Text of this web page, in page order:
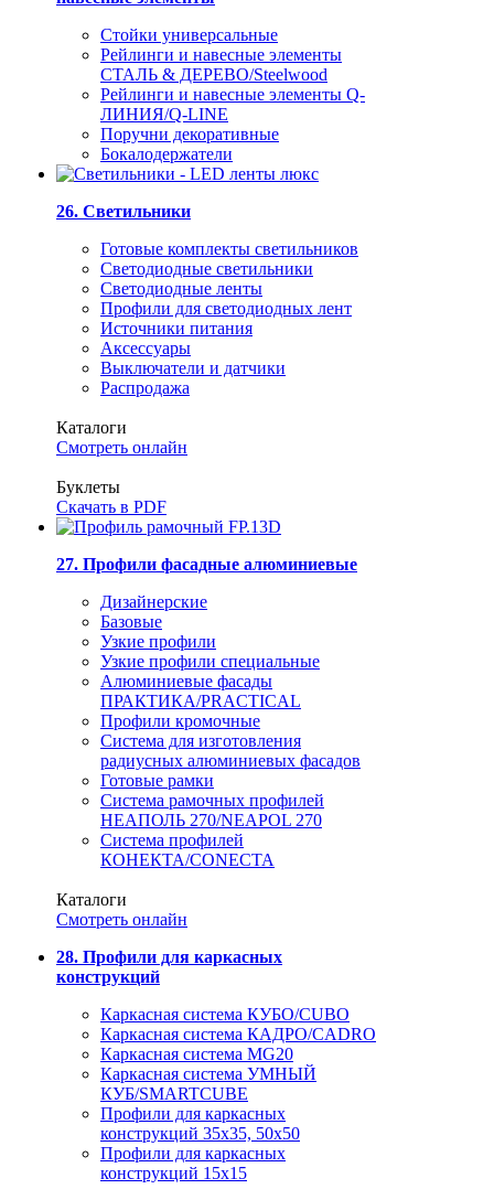
Стойки универсальные
Рейлинги и навесные элементы
СТАЛЬ & ДЕРЕВО/Steelwood
Рейлинги и навесные элементы Q-
ЛИНИЯ/Q-LINE
Поручни декоративные
Бокалодержатели
26. Светильники
Готовые комплекты светильников
Светодиодные светильники
Светодиодные ленты
Профили для светодиодных лент
Источники питания
Аксессуары
Выключатели и датчики
Распродажа
Каталоги
Смотреть онлайн
Буклеты
Скачать в PDF
27. Профили фасадные алюминиевые
Дизайнерские
Базовые
Узкие профили
Узкие профили специальные
Алюминиевые фасады
ПРАКТИКА/PRACTICAL
Профили кромочные
Система для изготовления
радиусных алюминиевых фасадов
Готовые рамки
Система рамочных профилей
НЕАПОЛЬ 270/NEAPOL 270
Система профилей
КОНЕКТА/CONECTA
Каталоги
Смотреть онлайн
28. Профили для каркасных
конструкций
Каркасная система КУБО/CUBO
Каркасная система КАДРО/CADRO
Каркасная система MG20
Каркасная система УМНЫЙ
КУБ/SMARTCUBE
Профили для каркасных
конструкций 35x35, 50x50
Профили для каркасных
конструкций 15х15